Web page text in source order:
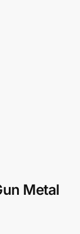
Metal